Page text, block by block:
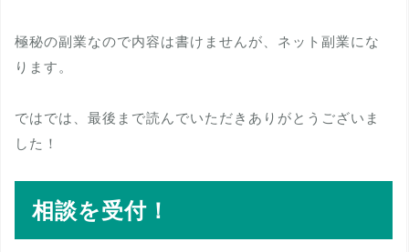
極秘の副業なので内容は書けませんが、ネット副業にな
ります。
ではでは、最後まで読んでいただきありがとうございま
した！
相談を受付！